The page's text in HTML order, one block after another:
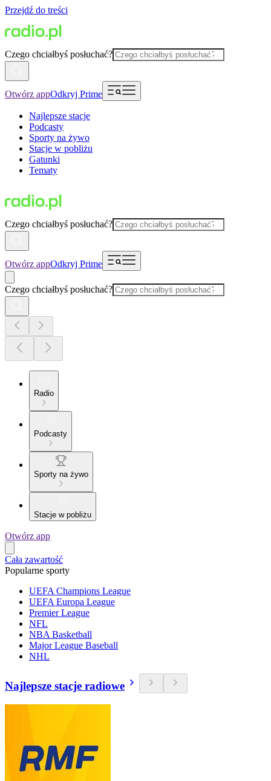
Przejdź do treści
Czego chciałbyś posłuchać?
Otwórz appOdkryj Prime
Najlepsze stacje
Podcasty
Sporty na żywo
Stacje w pobliżu
Gatunki
Tematy
Czego chciałbyś posłuchać?
Otwórz appOdkryj Prime
Czego chciałbyś posłuchać?
Radio
Podcasty
Sporty na żywo
Stacje w pobliżu
Otwórz app
Cała zawartość
Popularne sporty
UEFA Champions League
UEFA Europa League
Premier League
NFL
NBA Basketball
Major League Baseball
NHL
Najlepsze stacje radiowe